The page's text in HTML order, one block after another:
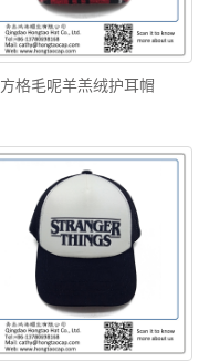
方格毛呢羊羔绒护耳帽